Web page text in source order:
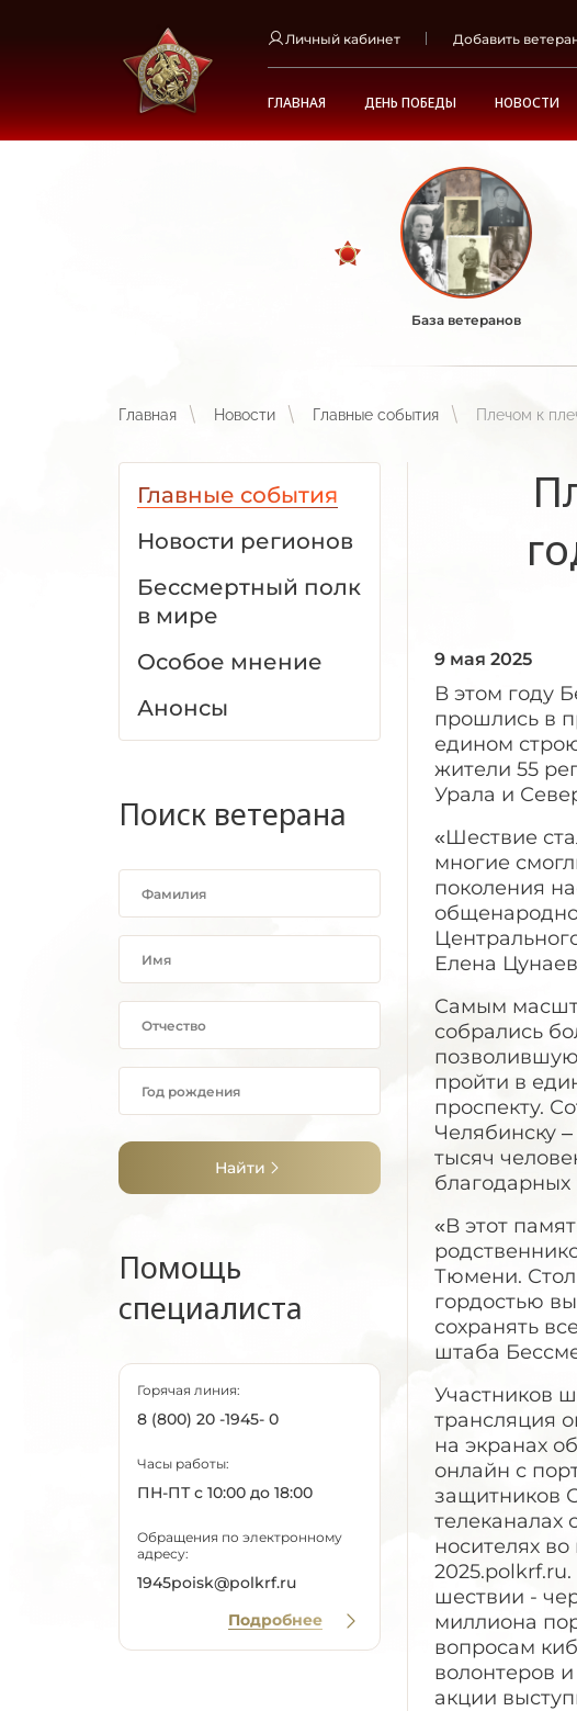
Личный кабинет Добавить
ГЛАВНАЯ ДЕНЬ ПОБЕДЫ НОВОСТИ
База ветеранов
Главная Новости Главные события Плечом к
Главные события
Новости регионов
Бессмертный полк
в мире
Особое мнение
Анонсы
Поиск ветерана
Найти
Помощь
специалиста
Горячая линия:
8 (800) 20 -1945- 0
Часы работы:
ПН-ПТ с 10:00 до 18:00
Обращения по электронному
адресу:
1945poisk@polkrf.ru
Подробнее
9 мая 2025
В этом году
прошлись в
едином
жители 55
Урала и
«Шествие
многие
поколения
Елена
Самым
собрались
позволившую
пройти в
проспекту.
Челябинску
тысяч
благодарных
«В этот
Тюмени.
гордостью
сохранять
штаба
Участников
трансляция
на экранах
онлайн с
защитников
носителях
шествии -
миллиона
вопросам
волонтеров
акции